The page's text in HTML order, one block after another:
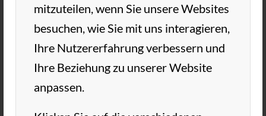
mitzuteilen, wenn Sie unsere Websites
besuchen, wie Sie mit uns interagieren,
Ihre Nutzererfahrung verbessern und
Ihre Beziehung zu unserer Website
anpassen.
TCA NEWS,TCA NEWS JUGEND
ES BRANNTE!